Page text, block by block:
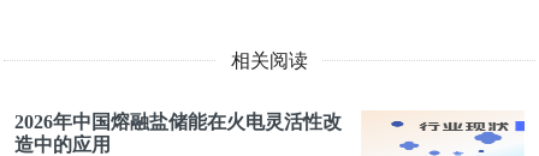
相关阅读
2026年中国熔融盐储能在火电灵活性改
造中的应用